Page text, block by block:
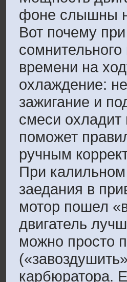
фоне слышны
Вот почему
времени на
охлаждение:
зажигание и
смеси охладит
поможет
ручным
При
заедания в
мотор пошел
двигатель
можно просто
карбюратора.